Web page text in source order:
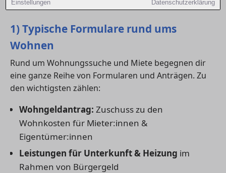
Einstellungen Datenschutzerklärung
damit dein Antrag nicht an Formalitäten scheitert.
1) Typische Formulare rund ums
Wohnen
Rund um Wohnungssuche und Miete begegnen dir
eine ganze Reihe von Formularen und Anträgen. Zu
den wichtigsten zählen:
Wohngeldantrag: Zuschuss zu den
Wohnkosten für Mieter:innen &
Eigentümer:innen
Leistungen für Unterkunft & Heizung im
Rahmen von Bürgergeld